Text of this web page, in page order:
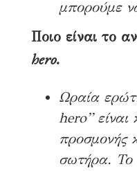
μπορούμε
Ποιο είναι το
hero.
Ωραία
hero”
προσμονής
σωτήρα. Το